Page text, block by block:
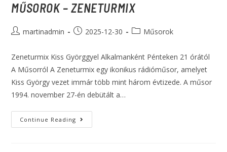
MŰSOROK – ZENETURMIX
martinadmin 2025-12-30 Műsorok
Zeneturmix Kiss Györggyel Alkalmanként Pénteken 21 órától
A Műsorról A Zeneturmix egy ikonikus rádióműsor, amelyet
Kiss György vezet immár több mint három évtizede. A műsor
1994. november 27-én debütált a…
Continue Reading